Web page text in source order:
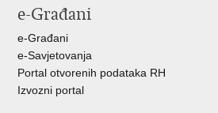
FacebookuTwitteru
e-Građani
e-Građani
e-Savjetovanja
Portal otvorenih podataka RH
Izvozni portal